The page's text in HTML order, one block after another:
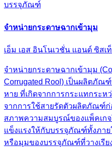
บรรจุภัณฑ์
จำหน่ายกระดาษฉากเข้ามุม
เอ็ม เอส อินโนเวชั่น แอนด์ ซิสเ
จำหน่ายกระดาษฉากเข้ามุม
Corrugated Rool) เป็นผลิตภัณ
หาย ที่เกิดจากการกระแทกระห
จากการใช้สายรัดตัวผลิตภัณฑ์
สภาพความสมบูรณ์ของแพ็คเก
แข็งแรงให้กับบรรจุภัณฑ์ทั้งภา
หรือมุมของบรรจุภัณฑ์ที่วางเรีย